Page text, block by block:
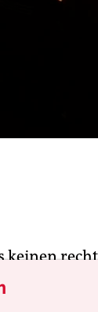
keinen
Dabei